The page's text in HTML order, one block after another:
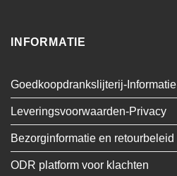
INFORMATIE
Goedkoopdrankslijterij-Informatie
Leveringsvoorwaarden-Privacy
Bezorginformatie en retourbeleid
ODR platform voor klachten